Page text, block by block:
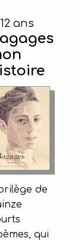
ans
de
qui